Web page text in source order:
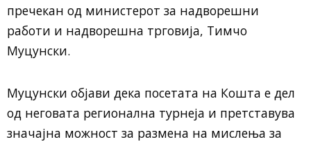
пречекан од министерот за надворешни
работи и надворешна трговија, Тимчо
Муцунски.
Муцунски објави дека посетата на Кошта е дел
од неговата регионална турнеја и претставува
значајна можност за размена на мислења за